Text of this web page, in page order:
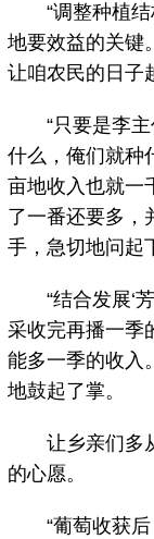
“调整种植结
地要效益的关键
让咱农民的日子
“只要是李主
什么，俺们就种
亩地收入也就一
了一番还要多，
手，急切地问起
“结合发展‘芳
采收完再播一季
能多一季的收入
地鼓起了掌。
让乡亲们多从
的心愿。
“葡萄收获后